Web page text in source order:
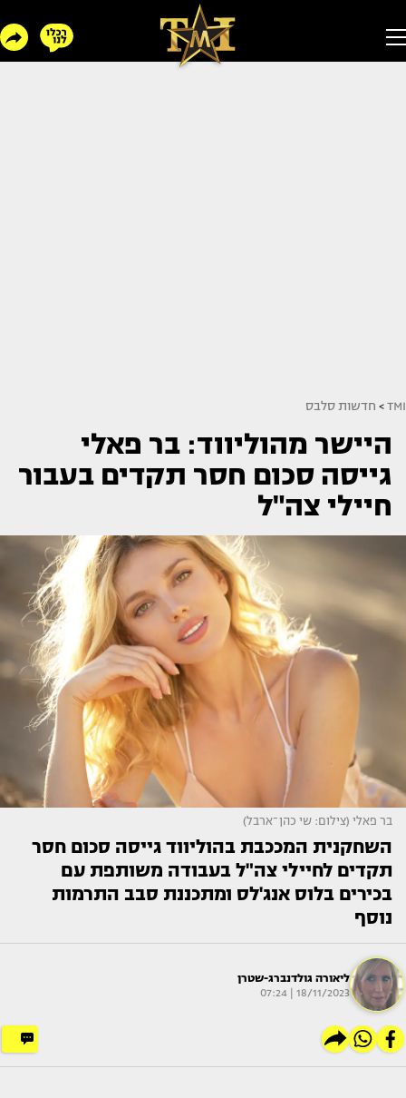
TMI
> חדשות סלבס
היישר מהוליווד: בר פאלי
גייסה סכום חסר תקדים בעבור
חיילי צה"ל
בר פאלי (צילום: שי כהן־ארבל)
השחקנית המככבת בהוליווד גייסה סכום חסר
תקדים לחיילי צה"ל בעבודה משותפת עם
בכירים בלוס אנג'לס ומתכננת סבב התרמות
נוסף
ליאורה גולדנברג-שטרן
18/11/2023 | 07:24